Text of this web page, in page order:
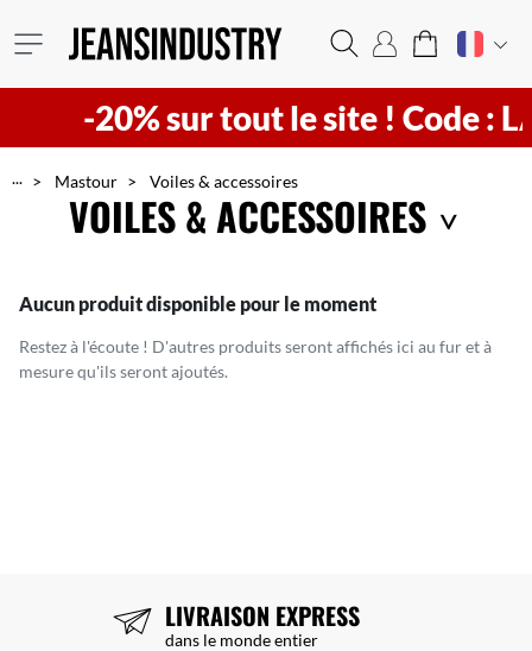
-20% sur tout le site ! Code :
... Mastour Voiles & accessoires
VOILES & ACCESSOIRES
Aucun produit disponible pour le moment
Restez à l'écoute ! D'autres produits seront affichés ici au fur et à
mesure qu'ils seront ajoutés.
LIVRAISON EXPRESS
dans le monde entier